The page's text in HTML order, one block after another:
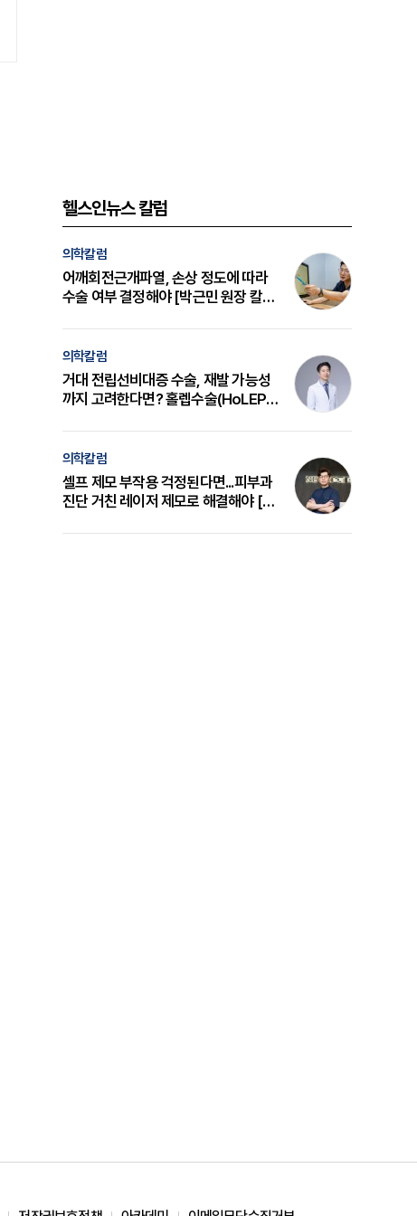
헬스인뉴스 칼럼
의학칼럼
어깨회전근개파열, 손상 정도에 따라
수술 여부 결정해야 [박근민 원장 칼
의학칼럼
거대 전립선비대증 수술, 재발 가능성
까지 고려한다면? 홀렙수술(HoLEP)
의학칼럼
셀프 제모 부작용 걱정된다면...피부과
진단 거친 레이저 제모로 해결해야 [변